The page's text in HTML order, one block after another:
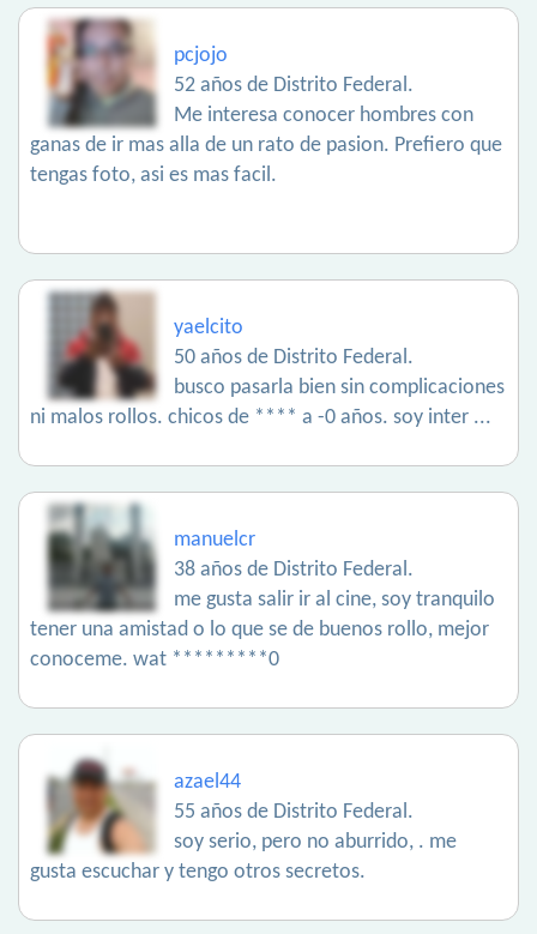
pcjojo
52 años de Distrito Federal.
Me interesa conocer hombres con
ganas de ir mas alla de un rato de pasion. Prefiero que
tengas foto, asi es mas facil.
yaelcito
50 años de Distrito Federal.
busco pasarla bien sin complicaciones
ni malos rollos. chicos de **** a -0 años. soy inter ...
manuelcr
38 años de Distrito Federal.
me gusta salir ir al cine, soy tranquilo
tener una amistad o lo que se de buenos rollo, mejor
conoceme. wat *********0
azael44
55 años de Distrito Federal.
soy serio, pero no aburrido, . me
gusta escuchar y tengo otros secretos.